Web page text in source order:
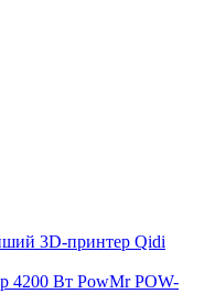
3D-принтер Qidi
4200 Вт PowMr POW-